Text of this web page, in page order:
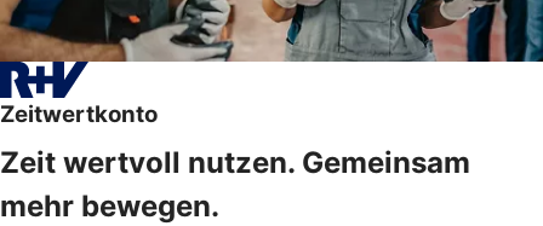
Zeitwertkonto
Zeit wertvoll nutzen. Gemeinsam
mehr bewegen.